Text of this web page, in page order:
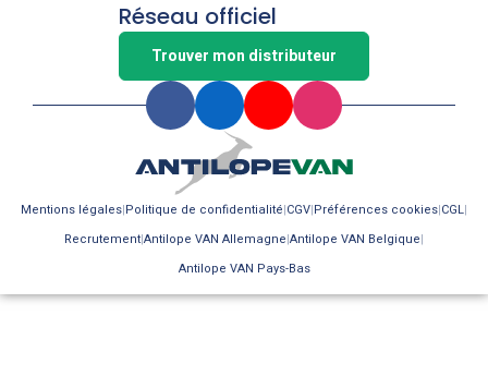
Réseau officiel
Trouver mon distributeur
Mentions légales Politique de confidentialité CGV Préférences cookies CGL
RecrutementAntilope VAN Allemagne Antilope VAN Belgique
Antilope VAN Pays-Bas